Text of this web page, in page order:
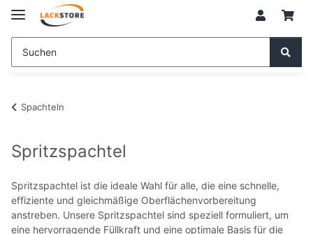
Spachteln
Spritzspachtel
Spritzspachtel ist die ideale Wahl für alle, die eine schnelle,
effiziente und gleichmäßige Oberflächenvorbereitung
anstreben. Unsere Spritzspachtel sind speziell formuliert, um
eine hervorragende Füllkraft und eine optimale Basis für die